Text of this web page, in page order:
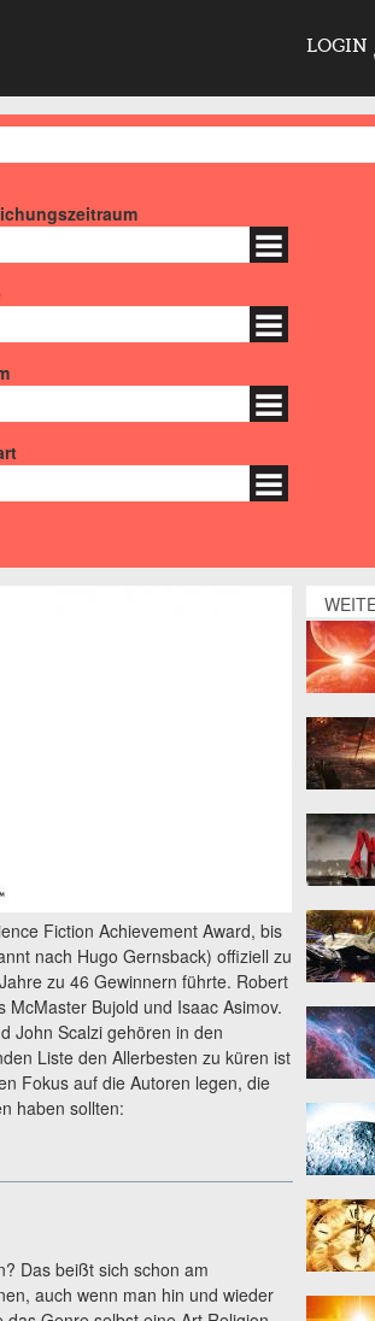
LOGIN
Fiction Achievement Award, bis
nach Hugo Gernsback) offiziell zu
zu 46 Gewinnern führte. Robert
Bujold und Isaac Asimov.
John Scalzi gehören in den
Liste den Allerbesten zu küren ist
Fokus auf die Autoren legen, die
haben sollten:
Das beißt sich schon am
auch wenn man hin und wieder